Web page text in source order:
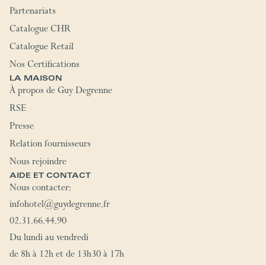
Partenariats
Catalogue CHR
Catalogue Retail
Nos Certifications
LA MAISON
À propos de Guy Degrenne
RSE
Presse
Relation fournisseurs
Nous rejoindre
AIDE ET CONTACT
Nous contacter:
infohotel@guydegrenne.fr
02.31.66.44.90
Du lundi au vendredi
de 8h à 12h et de 13h30 à 17h